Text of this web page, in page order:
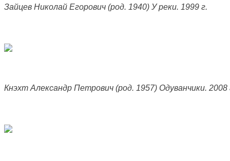
Зайцев Николай Егорович (род. 1940) У реки. 1999 г.
Кнэхт Александр Петрович (род. 1957) Одуванчики. 2008